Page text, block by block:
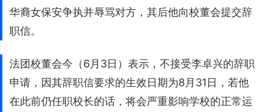
华裔女保安争执并辱骂对方，其后他向校董会提交辞
职信。
法团校董会今（6月3日）表示，不接受李卓兴的辞职
申请，因其辞职信要求的生效日期为8月31日，若他
在此前仍任职校长的话，将会严重影响学校的正常运